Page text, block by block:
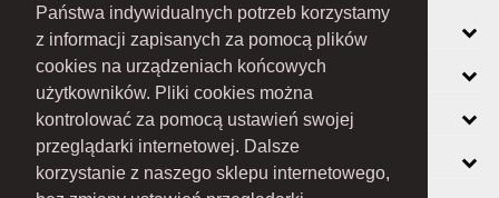
Państwa indywidualnych potrzeb korzystamy
z informacji zapisanych za pomocą plików
cookies na urządzeniach końcowych
użytkowników. Pliki cookies można
kontrolować za pomocą ustawień swojej
przeglądarki internetowej. Dalsze
korzystanie z naszego sklepu internetowego,
MOJE KONTO
INFORMACJE
O FIRMIE
ZOBACZ RÓWNIEŻ